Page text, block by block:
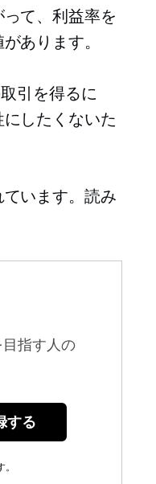
て、利益率を
あります。
引を得るに
したくないた
います。読み
指す人の